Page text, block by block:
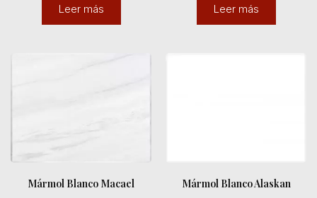
Leer más Leer más
Mármol Blanco Macael Mármol Blanco Alaskan